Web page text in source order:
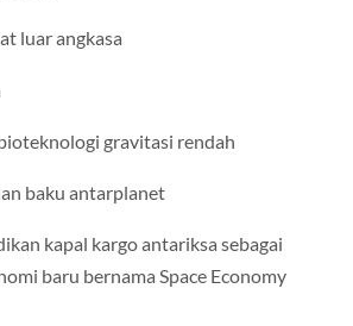
luar angkasa
gravitasi rendah
baku antarplanet
kapal kargo antariksa sebagai
baru bernama Space Economy